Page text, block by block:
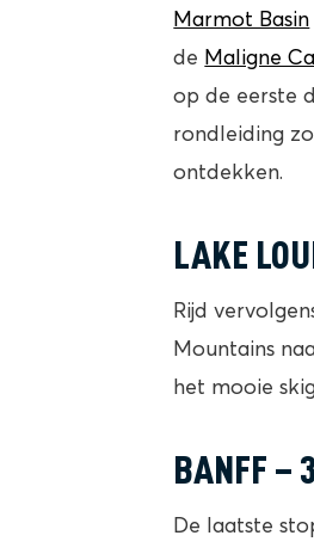
Marmot Basin
de Maligne
op de eerste
rondleiding
ontdekken.
LAKE
Rijd
Mountains
het mooie
BANFF –
De laatste